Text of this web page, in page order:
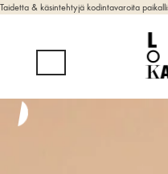
Taidetta & käsintehtyjä kodintavaroita